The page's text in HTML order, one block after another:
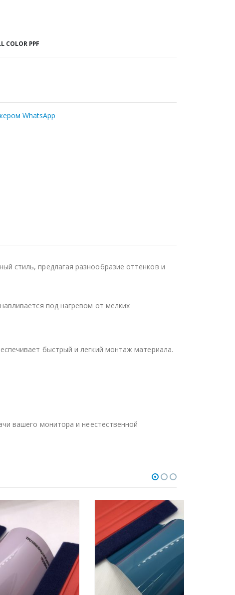
PPF
WhatsApp
стиль, предлагая разнообразие оттенков и
под нагревом от мелких
быстрый и легкий монтаж материала.
вашего монитора и неестественной